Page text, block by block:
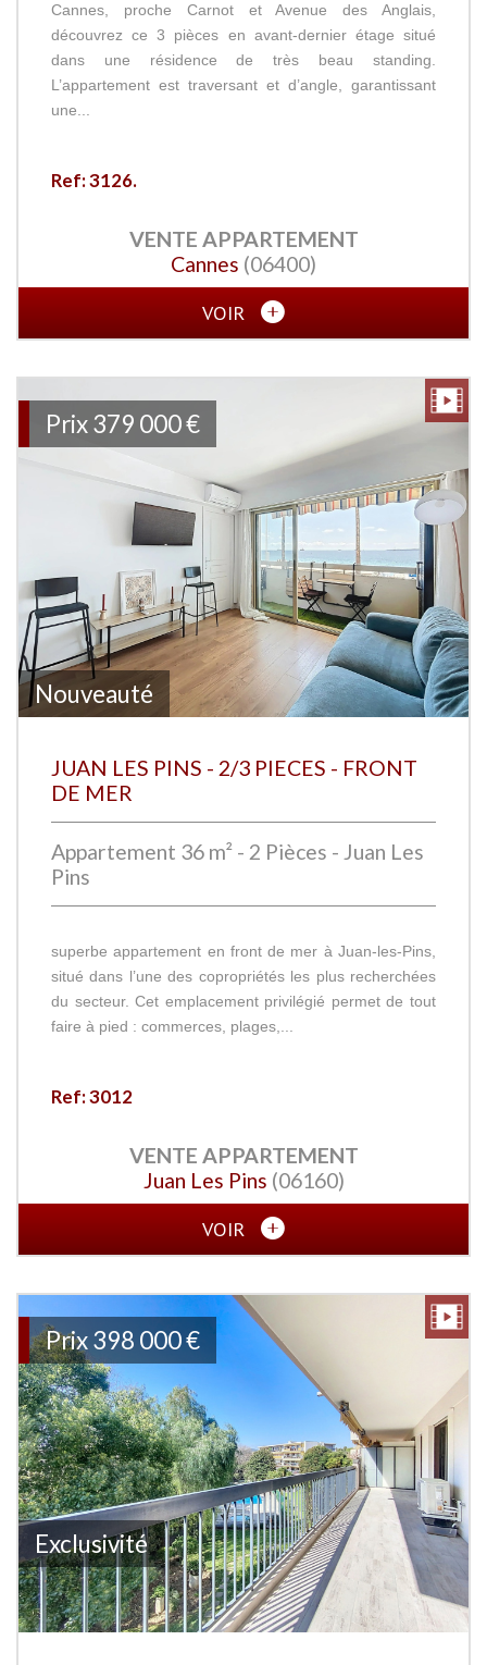
Cannes, proche Carnot et Avenue des Anglais,
découvrez ce 3 pièces en avant-dernier étage situé
dans une résidence de très beau standing.
L’appartement est traversant et d’angle, garantissant
une...
Ref: 3126.
VENTE APPARTEMENT
Cannes (06400)
VOIR
Nouveauté
Prix379 000€
JUAN LES PINS - 2/3 PIECES - FRONT
DE MER
Appartement 36 m² - 2 Pièces - Juan Les
Pins
superbe appartement en front de mer à Juan-les-Pins,
situé dans l’une des copropriétés les plus recherchées
du secteur. Cet emplacement privilégié permet de tout
faire à pied : commerces, plages,...
Ref: 3012
VENTE APPARTEMENT
Juan Les Pins (06160)
VOIR
Exclusivité
Prix398 000€